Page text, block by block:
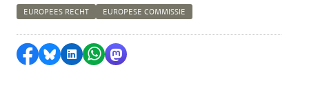
EUROPEES RECHT EUROPESE COMMISSIE
Delen op Facebook
Delen via Bluesky
Delen op LinkedIn
Delen via WhatsApp
Delen via Mastodon